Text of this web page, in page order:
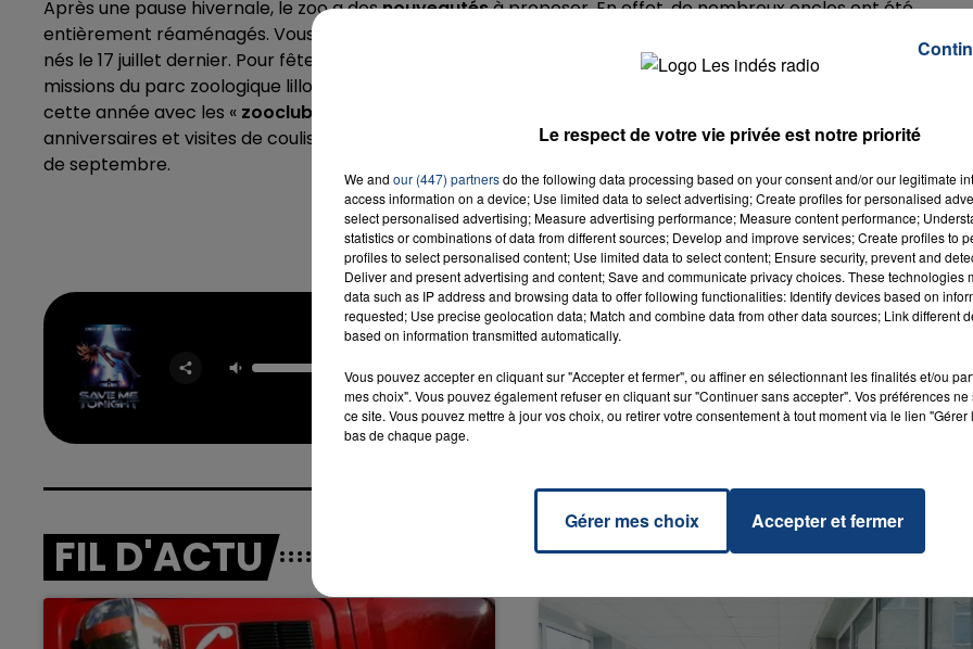
LA TEAM DU WEEK-END LA TEAM DU WEEK-END
Après une pause hivernale, le zoo a desnouveautésà proposer. En effet, de nombreux enclos ont été
entièrement réaménagés. Vous allez pouvoir rencontrer
nés le 17 juillet dernier. Pour fêter l'événement, l’équipe de médiation scientifique propose d’échanger sur les
missions du parc zoologique lillois autour d’
cette année avec les « zooclubs ado et juniors
anniversaires et visites de coulisses mais aussi des temps forts comme le week-end de la conservation au
de septembre.
Save Me
JENNIFER
LOPEZ & DAVID
GUETTA
FIL D'ACTU
Le respect de votre vie privée est notre priorité
We and our (447) partnersdo the following data processing based on your consent and/or our legitimate
access information on a device; Use limited data to select advertising; Create profiles for personalised
select personalised advertising; Measure advertising performance; Measure content performance;
statistics or combinations of data from different sources; Develop and improve services; Create profiles to
profiles to select personalised content; Use limited data to select content; Ensure security, prevent and
Deliver and present advertising and content; Save and communicate privacy choices. These technologies
data such as IP address and browsing data to offer following functionalities: Identify devices based on
requested; Use precise geolocation data; Match and combine data from other data sources; Link different
based on information transmitted automatically.
Vous pouvez accepter en cliquant sur "Accepter et fermer", ou affiner en sélectionnant les finalités et/ou
mes choix". Vous pouvez également refuser en cliquant sur "Continuer sans accepter". Vos préférences
ce site. Vous pouvez mettre à jour vos choix, ou retirer votre consentement à tout moment via le lien
bas de chaque page.
Gérer mes choix Accepter et fermer